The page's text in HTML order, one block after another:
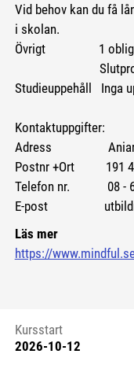
Vid behov kan du få
i skolan.
Övrigt 1
Slutprov skrivs
Studieuppehåll Inga
Kontaktuppgifter:
Adress
Postnr +Ort 191
Telefon nr. 08 -
E-post
Läs mer
https://
Kursstart 6254167
Kursstart
2026-10-12